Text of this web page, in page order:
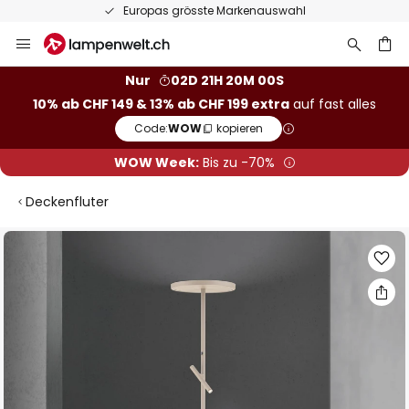
Europas grösste Markenauswahl
Inhalt
Nur
02D 21H 20M 00S
10% ab CHF 149 & 13% ab CHF 199 extra auf fast alles
Code:WOW kopieren
WOW Week:Bis zu -70%
Deckenfluter
Zum